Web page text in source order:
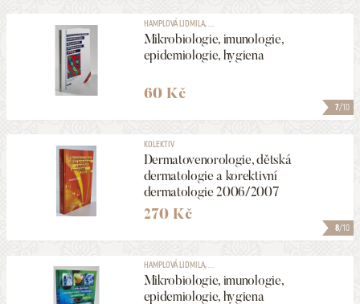
7/10
HAMPLOVÁ LIDMILA, ...
Mikrobiologie, imunologie,
epidemiologie, hygiena
60 Kč
8/10
KOLEKTIV
Dermatovenorologie, dětská
dermatologie a korektivní
dermatologie 2006/2007
270 Kč
HAMPLOVÁ LIDMILA, ...
Mikrobiologie, imunologie,
epidemiologie, hygiena